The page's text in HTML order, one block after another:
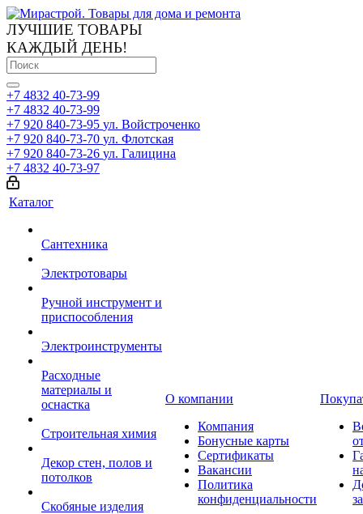
ЛУЧШИЕ ТОВАРЫ
КАЖДЫЙ ДЕНЬ!
+7 4832 40-73-99
+7 4832 40-73-99
+7 920 840-73-95 ул. Войстроченко
+7 920 840-73-70 ул. Флотская
+7 920 840-73-26 ул. Галицина
+7 4832 40-73-97
Каталог
Сантехника
Электротовары
Ручной инструмент и
приспособления
Электроинструменты
Расходные
материалы и
оснастка
Строительная химия
Декор стен, полов и
потолков
Скобяные изделия
О компании
Компания
Бонусные карты
Сертификаты
Вакансии
Политика
конфиденциальности